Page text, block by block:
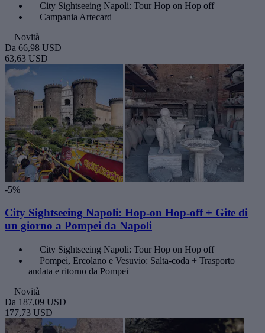
City Sightseeing Napoli: Tour Hop on Hop off
Campania Artecard
Novità
Da 66,98 USD
63,63 USD
-5%
City Sightseeing Napoli: Hop-on Hop-off + Gite di
un giorno a Pompei da Napoli
City Sightseeing Napoli: Tour Hop on Hop off
Pompei, Ercolano e Vesuvio: Salta-coda + Trasporto
andata e ritorno da Pompei
Novità
Da 187,09 USD
177,73 USD